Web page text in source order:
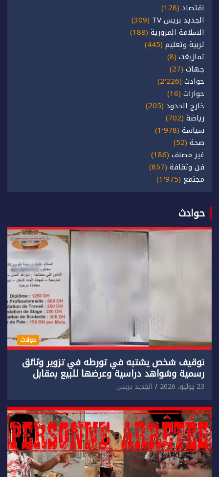
اقتصاد (128)
الجديد بريس TV
(309)
السلامة المرورية (188)
تربية وتعليم (445)
تمازيغت (8)
جهات (27)
حوادث (2٬226)
حوارات (16)
خارج الحدود (205)
رياضة (702)
سياسة (1٬978)
صحة (52)
غير مصنف (186)
فن وثقافة (857)
مجتمع (1٬975)
حوادث
حوادث
توقيف شخص يشتبه في تورطه في تزوير وثائق
رسمية وشواهد دراسية وعرضها للبيع بمقابل
مادي.
23 يوليو، 2026 الجديد بريس